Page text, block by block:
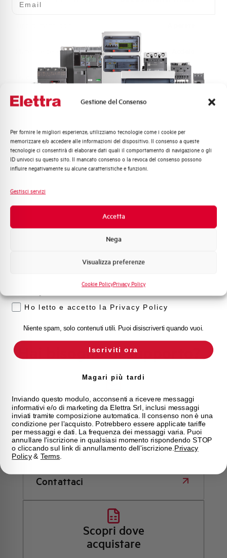
Gestione del Consenso
Per fornire le migliori esperienze, utilizziamo tecnologie come i cookie per
memorizzare e/o accedere alle informazioni del dispositivo. Il consenso a queste
tecnologie ci consentirà di elaborare dati quali il comportamento di navigazione o gli
ID univoci su questo sito. Il mancato consenso o la revoca del consenso possono
influire negativamente su alcune caratteristiche e funzioni.
Gestisci servizi
Accetta
Nega
Visualizza preferenze
Cookie PolicyPrivacy Policy
Materiale del corpo
Grado di protezione IP65
Altezza
Larghezza 670 mm
Profondità 212 mm
Numero RAL 9003
CEI0-21, EN61439-1, EN61439-2
Hai bisogno di supporto?
Customer
Care
l nostro team di esperti è pronto ad aiutarti con
supporto tecnico, assistenza post-vendita e gestione
delle richieste. Contattaci per ogni necessità.
Contattaci
Scopri dove
acquistare
Quali argomenti ti interessano di più?
Distribuzione di Energia
Automazione Industriale
Sistema Quadri
Promozioni e offerte
Formazione tecnica
Voglio ricevere aggiornamenti, novità di
Ho letto e accetto la Privacy Policy
Niente spam, solo contenuti utili. Puoi disiscriverti quando vuoi.
Iscriviti ora
Magari più tardi
Inviando questo modulo, acconsenti a ricevere messaggi
informativi e/o di marketing da Elettra Srl, inclusi messaggi
inviati tramite composizione automatica. Il consenso non è una
condizione per l'acquisto. Potrebbero essere applicate tariffe
per messaggi e dati. La frequenza dei messaggi varia. Puoi
annullare l'iscrizione in qualsiasi momento rispondendo STOP
o cliccando sul link di annullamento dell'iscrizione. Privacy
Policy& Terms